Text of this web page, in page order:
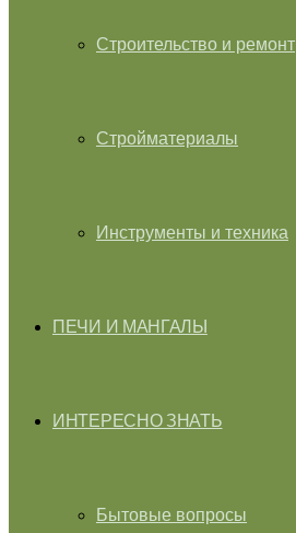
Строительство и ремонт
Стройматериалы
Инструменты и техника
ПЕЧИ И МАНГАЛЫ
ИНТЕРЕСНО ЗНАТЬ
Бытовые вопросы